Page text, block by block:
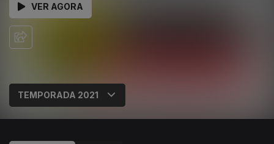
VER AGORA